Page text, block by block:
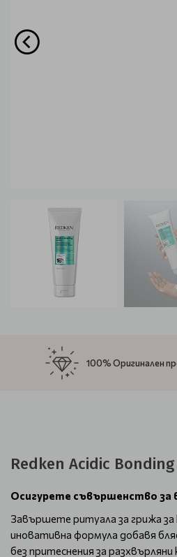
100% Оригинален
Redken Acidic
Осигурете съвършенство за
Завършете ритуала за грижа за
иновативна формула добавя
без притеснения за